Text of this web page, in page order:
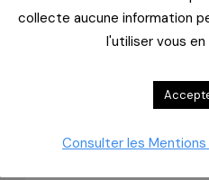
collecte aucune information
l'utiliser vous
Consulter les